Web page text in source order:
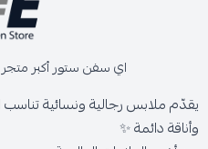
اي سفن ستور أكبر
يقدّم ملابس رجالية ونسائية
وأناقة دائمة ✨